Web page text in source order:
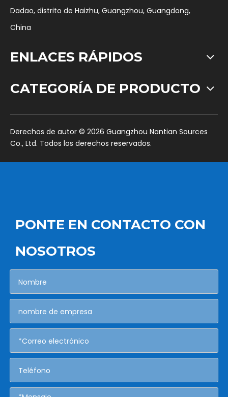
Dadao, distrito de Haizhu, Guangzhou, Guangdong,
China
ENLACES RÁPIDOS
CATEGORÍA DE PRODUCTO
​Derechos de autor © 2026 Guangzhou Nantian Sources
Co., Ltd. Todos los derechos reservados.
PONTE EN CONTACTO CON
NOSOTROS